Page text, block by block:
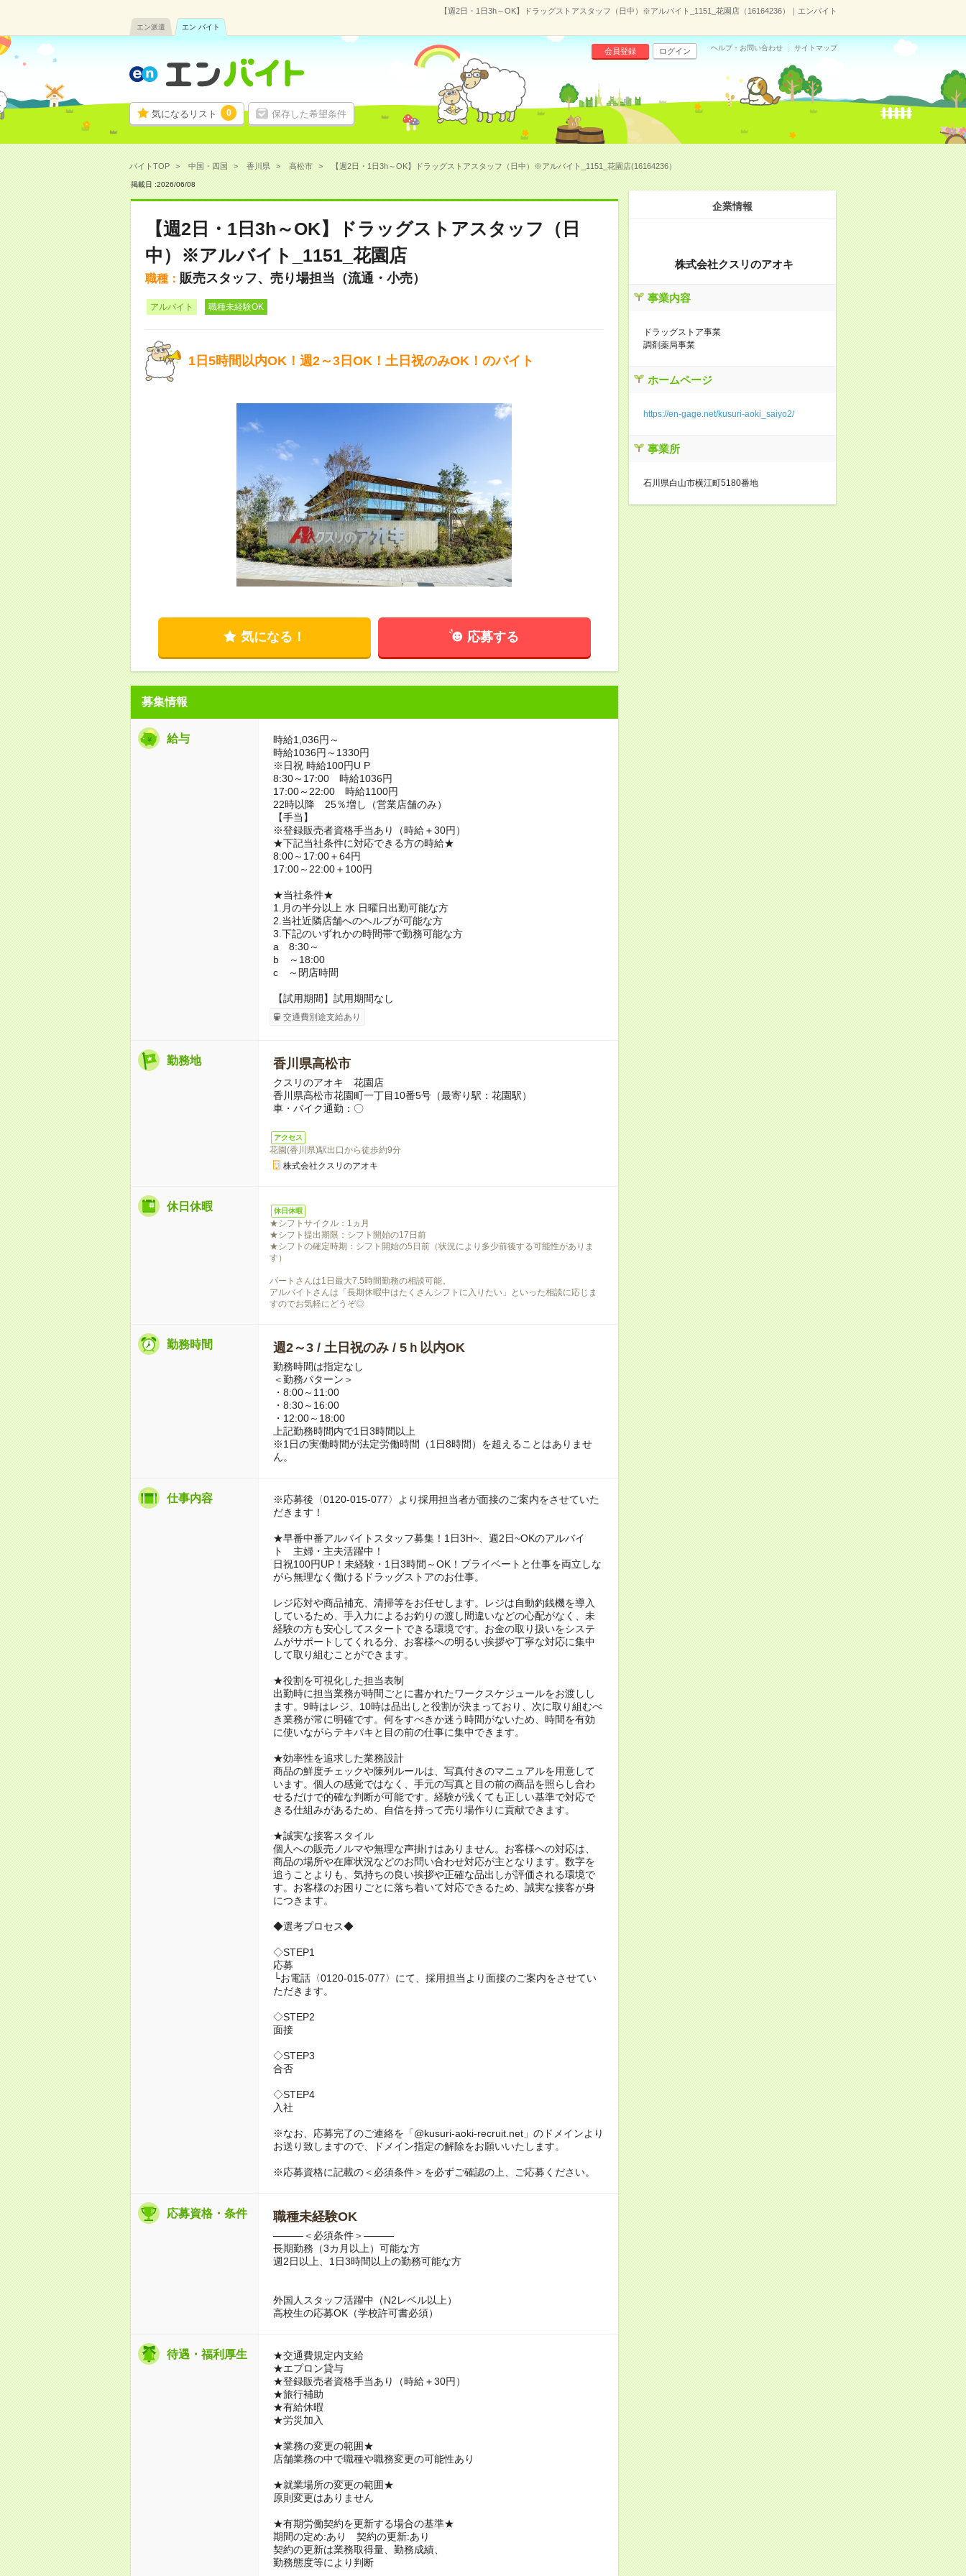
【週2日・1日3h～OK】ドラッグストアスタッフ（日中）※アルバイト_1151_花園店（16164236）｜エンバイト
エン派遣 エン バイト
気になるリスト 0 保存した希望条件
会員登録 ログイン ヘルプ・お問い合わせ サイトマップ
バイトTOP 中国・四国 香川県 高松市 【週2日・1日3h～OK】ドラッグストアスタッフ（日中）※アルバイト_1151_花園店(16164236）
掲載日 :2026/06/08
【週2日・1日3h～OK】ドラッグストアスタッフ（日
中）※アルバイト_1151_花園店
職種： 販売スタッフ、売り場担当（流通・小売）
アルバイト 職種未経験OK
1日5時間以内OK！週2～3日OK！土日祝のみOK！のバイト
気になる！ 応募する
募集情報
給与
時給1,036円～
時給1036円～1330円
※日祝 時給100円U P
8:30～17:00 時給1036円
17:00～22:00 時給1100円
22時以降 25％増し（営業店舗のみ）
【手当】
※登録販売者資格手当あり（時給＋30円）
★下記当社条件に対応できる方の時給★
8:00～17:00＋64円
17:00～22:00＋100円
★当社条件★
1.月の半分以上 水 日曜日出勤可能な方
2.当社近隣店舗へのヘルプが可能な方
3.下記のいずれかの時間帯で勤務可能な方
a 8:30～
b ～18:00
c ～閉店時間
【試用期間】試用期間なし
交通費別途支給あり
勤務地 香川県高松市
クスリのアオキ 花園店
香川県高松市花園町一丁目10番5号（最寄り駅：花園駅）
車・バイク通勤：〇
アクセス
花園(香川県)駅出口から徒歩約9分
株式会社クスリのアオキ
休日休暇 休日休暇
★シフトサイクル：1ヵ月
★シフト提出期限：シフト開始の17日前
★シフトの確定時期：シフト開始の5日前（状況により多少前後する可能性がありま
す）
パートさんは1日最大7.5時間勤務の相談可能。
アルバイトさんは「長期休暇中はたくさんシフトに入りたい」といった相談に応じま
すのでお気軽にどうぞ◎
勤務時間 週2～3 / 土日祝のみ / 5ｈ以内OK
勤務時間は指定なし
＜勤務パターン＞
・8:00～11:00
・8:30～16:00
・12:00～18:00
上記勤務時間内で1日3時間以上
※1日の実働時間が法定労働時間（1日8時間）を超えることはありませ
ん。
仕事内容
※応募後〈0120-015-077〉より採用担当者が面接のご案内をさせていた
だきます！
★早番中番アルバイトスタッフ募集！1日3H~、週2日~OKのアルバイ
ト 主婦・主夫活躍中！
日祝100円UP！未経験・1日3時間～OK！プライベートと仕事を両立しな
がら無理なく働けるドラッグストアのお仕事。
レジ応対や商品補充、清掃等をお任せします。レジは自動釣銭機を導入
しているため、手入力によるお釣りの渡し間違いなどの心配がなく、未
経験の方も安心してスタートできる環境です。お金の取り扱いをシステ
ムがサポートしてくれる分、お客様への明るい挨拶や丁寧な対応に集中
して取り組むことができます。
★役割を可視化した担当表制
出勤時に担当業務が時間ごとに書かれたワークスケジュールをお渡しし
ます。9時はレジ、10時は品出しと役割が決まっており、次に取り組むべ
き業務が常に明確です。何をすべきか迷う時間がないため、時間を有効
に使いながらテキパキと目の前の仕事に集中できます。
★効率性を追求した業務設計
商品の鮮度チェックや陳列ルールは、写真付きのマニュアルを用意して
います。個人の感覚ではなく、手元の写真と目の前の商品を照らし合わ
せるだけで的確な判断が可能です。経験が浅くても正しい基準で対応で
きる仕組みがあるため、自信を持って売り場作りに貢献できます。
★誠実な接客スタイル
個人への販売ノルマや無理な声掛けはありません。お客様への対応は、
商品の場所や在庫状況などのお問い合わせ対応が主となります。数字を
追うことよりも、気持ちの良い挨拶や正確な品出しが評価される環境で
す。お客様のお困りごとに落ち着いて対応できるため、誠実な接客が身
につきます。
◆選考プロセス◆
◇STEP1
応募
└お電話〈0120-015-077〉にて、採用担当より面接のご案内をさせてい
ただきます。
◇STEP2
面接
◇STEP3
合否
◇STEP4
入社
※なお、応募完了のご連絡を「@kusuri-aoki-recruit.net」のドメインより
お送り致しますので、ドメイン指定の解除をお願いいたします。
※応募資格に記載の＜必須条件＞を必ずご確認の上、ご応募ください。
応募資格・条件 職種未経験OK
―――＜必須条件＞―――
長期勤務（3カ月以上）可能な方
週2日以上、1日3時間以上の勤務可能な方
外国人スタッフ活躍中（N2レベル以上）
高校生の応募OK（学校許可書必須）
待遇・福利厚生
★交通費規定内支給
★エプロン貸与
★登録販売者資格手当あり（時給＋30円）
★旅行補助
★有給休暇
★労災加入
★業務の変更の範囲★
店舗業務の中で職種や職務変更の可能性あり
★就業場所の変更の範囲★
原則変更はありません
★有期労働契約を更新する場合の基準★
期間の定め:あり 契約の更新:あり
契約の更新は業務取得量、勤務成績、
勤務態度等により判断
企業情報
株式会社クスリのアオキ
事業内容
ドラッグストア事業
調剤薬局事業
ホームページ
https://en-gage.net/kusuri-aoki_saiyo2/
事業所
石川県白山市横江町5180番地